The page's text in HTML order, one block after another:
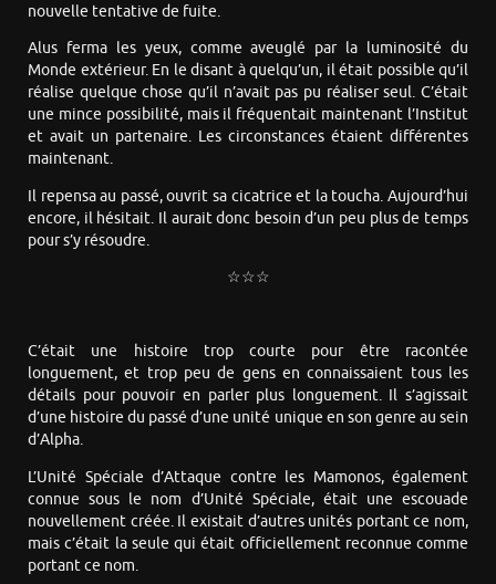
nouvelle tentative de fuite.
Alus ferma les yeux, comme aveuglé par la luminosité du
Monde extérieur. En le disant à quelqu’un, il était possible qu’il
réalise quelque chose qu’il n’avait pas pu réaliser seul. C’était
une mince possibilité, mais il fréquentait maintenant l’Institut
et avait un partenaire. Les circonstances étaient différentes
maintenant.
Il repensa au passé, ouvrit sa cicatrice et la toucha. Aujourd’hui
encore, il hésitait. Il aurait donc besoin d’un peu plus de temps
pour s’y résoudre.
☆☆☆
C’était une histoire trop courte pour être racontée
longuement, et trop peu de gens en connaissaient tous les
détails pour pouvoir en parler plus longuement. Il s’agissait
d’une histoire du passé d’une unité unique en son genre au sein
d’Alpha.
L’Unité Spéciale d’Attaque contre les Mamonos, également
connue sous le nom d’Unité Spéciale, était une escouade
nouvellement créée. Il existait d’autres unités portant ce nom,
mais c’était la seule qui était officiellement reconnue comme
portant ce nom.